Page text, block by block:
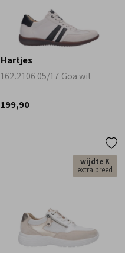
Hartjes
162.2106 05/17 Goa wit
199,90
wijdte K
extra breed